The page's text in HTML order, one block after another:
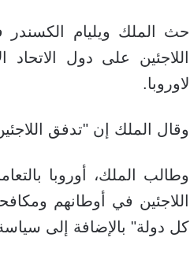
حث الملك ويليام
اللاجئين على دول
لاوروبا.
وقال الملك إن "تدفق
وطالب الملك، أوروبا
اللاجئين في أوطانهم
كل دولة" بالإضافة إلى